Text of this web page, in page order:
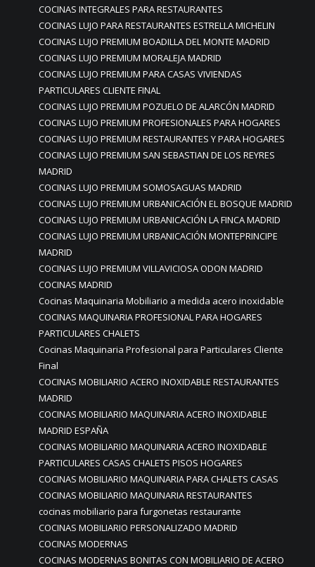
COCINAS INTEGRALES PARA RESTAURANTES
COCINAS LUJO PARA RESTAURANTES ESTRELLA MICHELIN
COCINAS LUJO PREMIUM BOADILLA DEL MONTE MADRID
COCINAS LUJO PREMIUM MORALEJA MADRID
COCINAS LUJO PREMIUM PARA CASAS VIVIENDAS
PARTICULARES CLIENTE FINAL
COCINAS LUJO PREMIUM POZUELO DE ALARCÓN MADRID
COCINAS LUJO PREMIUM PROFESIONALES PARA HOGARES
COCINAS LUJO PREMIUM RESTAURANTES Y PARA HOGARES
COCINAS LUJO PREMIUM SAN SEBASTIAN DE LOS REYRES
MADRID
COCINAS LUJO PREMIUM SOMOSAGUAS MADRID
COCINAS LUJO PREMIUM URBANICACIÓN EL BOSQUE MADRID
COCINAS LUJO PREMIUM URBANICACIÓN LA FINCA MADRID
COCINAS LUJO PREMIUM URBANICACIÓN MONTEPRINCIPE
MADRID
COCINAS LUJO PREMIUM VILLAVICIOSA ODON MADRID
COCINAS MADRID
Cocinas Maquinaria Mobiliario a medida acero inoxidable
COCINAS MAQUINARIA PROFESIONAL PARA HOGARES
PARTICULARES CHALETS
Cocinas Maquinaria Profesional para Particulares Cliente
Final
COCINAS MOBILIARIO ACERO INOXIDABLE RESTAURANTES
MADRID
COCINAS MOBILIARIO MAQUINARIA ACERO INOXIDABLE
MADRID ESPAÑA
COCINAS MOBILIARIO MAQUINARIA ACERO INOXIDABLE
PARTICULARES CASAS CHALETS PISOS HOGARES
COCINAS MOBILIARIO MAQUINARIA PARA CHALETS CASAS
COCINAS MOBILIARIO MAQUINARIA RESTAURANTES
cocinas mobiliario para furgonetas restaurante
COCINAS MOBILIARIO PERSONALIZADO MADRID
COCINAS MODERNAS
COCINAS MODERNAS BONITAS CON MOBILIARIO DE ACERO